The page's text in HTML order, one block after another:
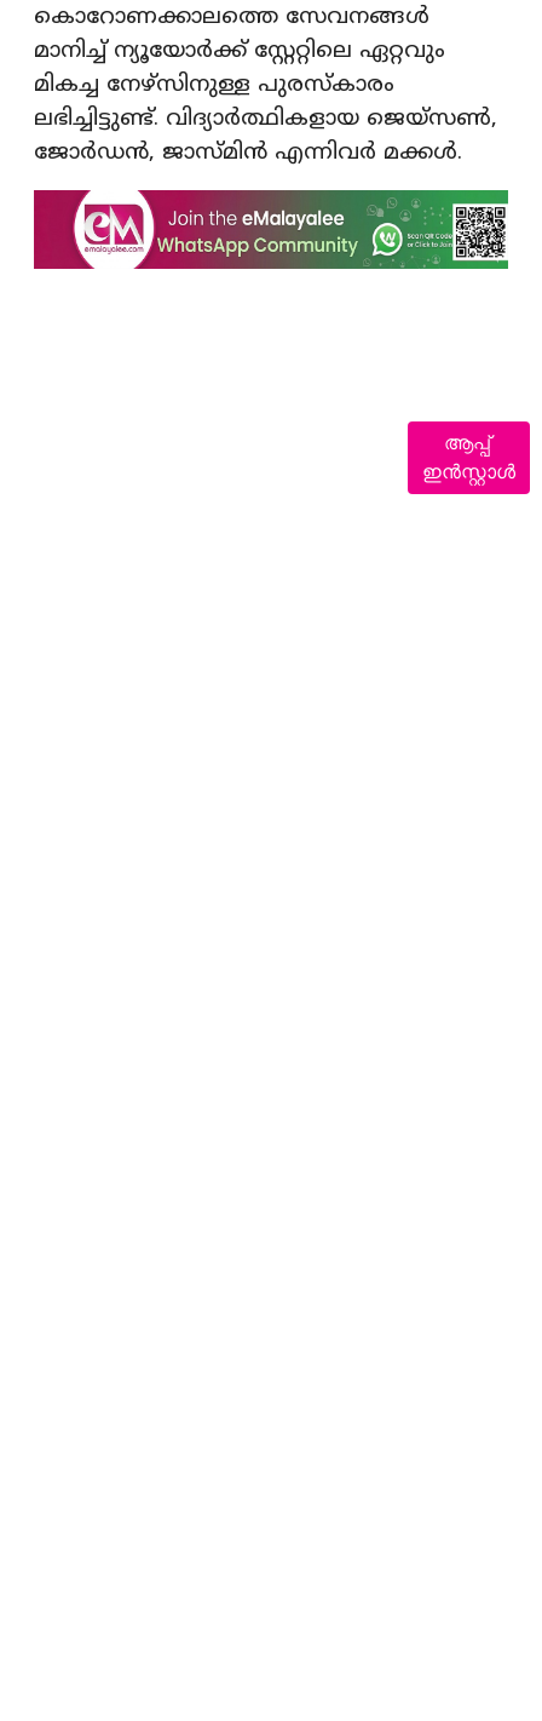
കൊറോണക്കാലത്തെ സേവനങ്ങള്‍
മാനിച്ച് ന്യൂയോര്‍ക്ക് സ്റ്റേറ്റിലെ ഏറ്റവും
മികച്ച നേഴ്സിനുള്ള പുരസ്‌കാരം
ലഭിച്ചിട്ടുണ്ട്. വിദ്യാര്‍ത്ഥികളായ ജെയ്‌സണ്‍,
ജോര്‍ഡന്‍, ജാസ്മിന്‍ എന്നിവര്‍ മക്കള്‍.
ആപ്പ്
ഇൻസ്റ്റാൾ